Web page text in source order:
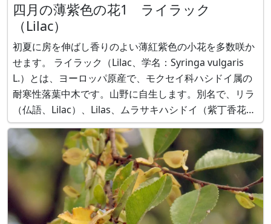
四月の薄紫色の花1 ライラック
（Lilac）
初夏に房を伸ばし香りのよい薄紅紫色の小花を多数咲か
せます。 ライラック（Lilac、学名：Syringa vulgaris
L.）とは、ヨーロッパ原産で、モクセイ科ハシドイ属の
耐寒性落葉中木です。山野に自生します。別名で、リラ
（仏語、Lilac）、Lilas、ムラサキハシドイ（紫丁香花）
と呼ばれます。樹高は5〜6mです。葉柄の先に光沢があ
り滑らかで硬い広卵形をした長さ4 - 8 cmの葉を対生に